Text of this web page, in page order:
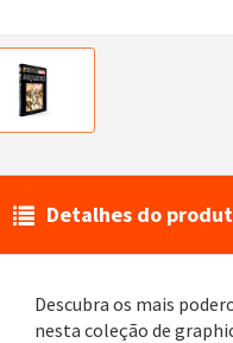
Detalhes do
Descubra os mais
nesta coleção de